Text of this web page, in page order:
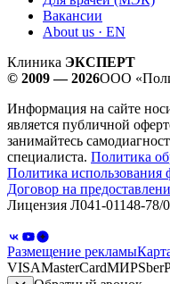
Вакансии
About us · EN
Клиника ЭКСПЕРТ
© 2009 — 2026ООО
Информация на сайте
является публичной
занимайтесь
специалиста. Политика
Политика использования
Договор на
Лицензия Л041-01148-78/
Размещение рекламы
VISAMasterCardМИР